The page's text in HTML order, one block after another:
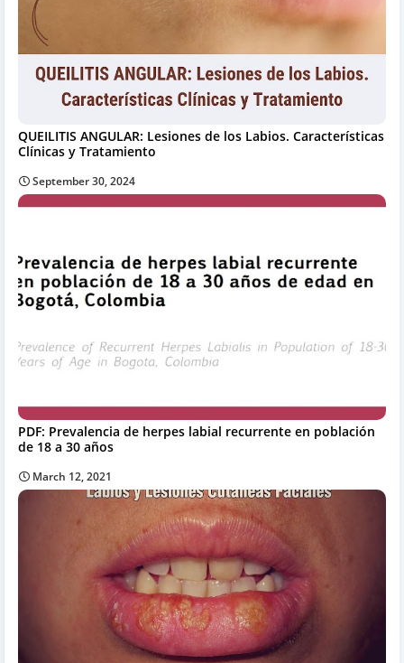
QUEILITIS ANGULAR: Lesiones de los Labios. Características
Clínicas y Tratamiento
September 30, 2024
PDF: Prevalencia de herpes labial recurrente en población
de 18 a 30 años
March 12, 2021